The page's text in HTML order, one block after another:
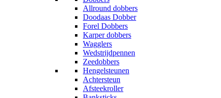
Allround dobbers
Doodaas Dobber
Forel Dobbers
Karper dobbers
Wagglers
Wedstrijdpennen
Zeedobbers
Hengelsteunen
Achtersteun
Afsteekroller